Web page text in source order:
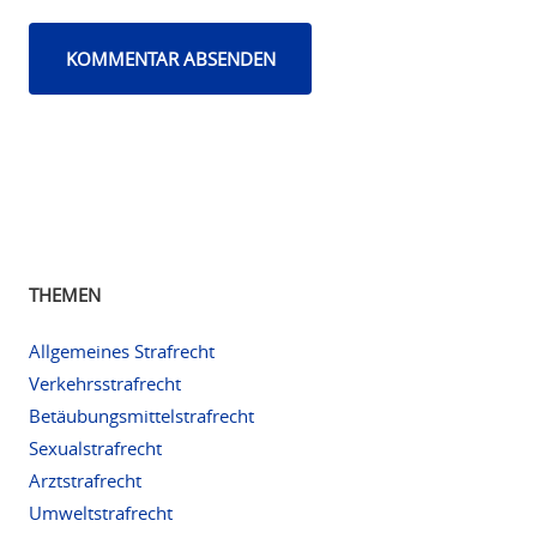
THEMEN
Allgemeines Strafrecht
Verkehrsstrafrecht
Betäubungsmittelstrafrecht
Sexualstrafrecht
Arztstrafrecht
Umweltstrafrecht